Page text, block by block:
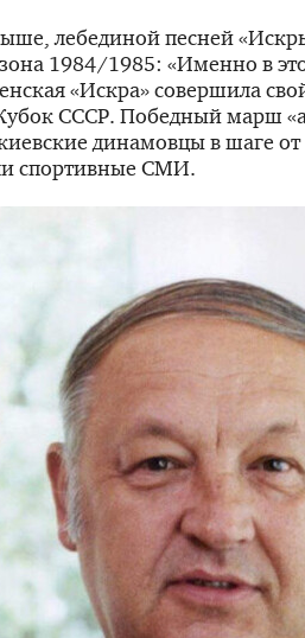
лебединой песней
1984/1985: «Именно в
«Искра» совершила
СССР. Победный марш
динамовцы в шаге от
спортивные СМИ.